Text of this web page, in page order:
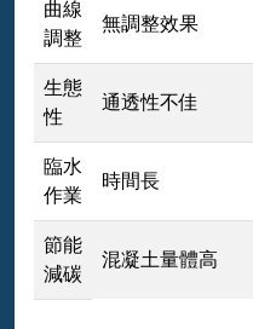
曲線
調整
無調整效果
生態
性
通透性不佳
臨水
作業
時間長
節能
減碳
混凝土量體高